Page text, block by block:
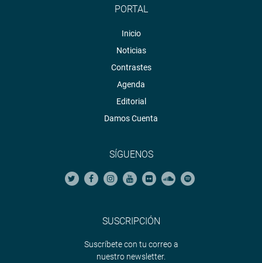
PORTAL
Inicio
Noticias
Contrastes
Agenda
Editorial
Damos Cuenta
SÍGUENOS
SUSCRIPCIÓN
Suscríbete con tu correo a
nuestro newsletter.